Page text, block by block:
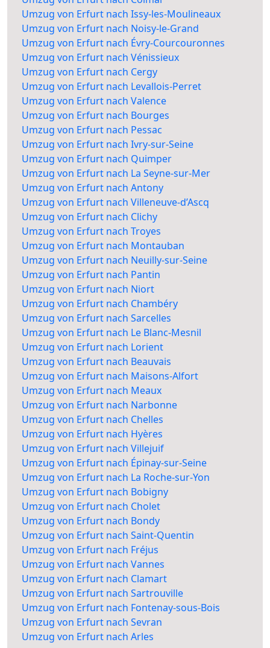
Umzug von Erfurt nach Issy-les-Moulineaux
Umzug von Erfurt nach Noisy-le-Grand
Umzug von Erfurt nach Évry-Courcouronnes
Umzug von Erfurt nach Vénissieux
Umzug von Erfurt nach Cergy
Umzug von Erfurt nach Levallois-Perret
Umzug von Erfurt nach Valence
Umzug von Erfurt nach Bourges
Umzug von Erfurt nach Pessac
Umzug von Erfurt nach Ivry-sur-Seine
Umzug von Erfurt nach Quimper
Umzug von Erfurt nach La Seyne-sur-Mer
Umzug von Erfurt nach Antony
Umzug von Erfurt nach Villeneuve-d’Ascq
Umzug von Erfurt nach Clichy
Umzug von Erfurt nach Troyes
Umzug von Erfurt nach Montauban
Umzug von Erfurt nach Neuilly-sur-Seine
Umzug von Erfurt nach Pantin
Umzug von Erfurt nach Niort
Umzug von Erfurt nach Chambéry
Umzug von Erfurt nach Sarcelles
Umzug von Erfurt nach Le Blanc-Mesnil
Umzug von Erfurt nach Lorient
Umzug von Erfurt nach Beauvais
Umzug von Erfurt nach Maisons-Alfort
Umzug von Erfurt nach Meaux
Umzug von Erfurt nach Narbonne
Umzug von Erfurt nach Chelles
Umzug von Erfurt nach Hyères
Umzug von Erfurt nach Villejuif
Umzug von Erfurt nach Épinay-sur-Seine
Umzug von Erfurt nach La Roche-sur-Yon
Umzug von Erfurt nach Bobigny
Umzug von Erfurt nach Cholet
Umzug von Erfurt nach Bondy
Umzug von Erfurt nach Saint-Quentin
Umzug von Erfurt nach Fréjus
Umzug von Erfurt nach Vannes
Umzug von Erfurt nach Clamart
Umzug von Erfurt nach Sartrouville
Umzug von Erfurt nach Fontenay-sous-Bois
Umzug von Erfurt nach Sevran
Umzug von Erfurt nach Arles